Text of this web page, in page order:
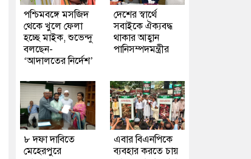
পশ্চিমবঙ্গে মসজিদ
থেকে খুলে ফেলা
হচ্ছে মাইক, শুভেন্দু
বলছেন-
‘আদালতের নির্দেশ’
দেশের স্বার্থে
সবাইকে ঐক্যবদ্ধ
থাকার আহ্বান
পানিসম্পদমন্ত্রীর
৮ দফা দাবিতে
মেহেরপুরে
এবার বিএনপিকে
ব্যবহার করতে চায়